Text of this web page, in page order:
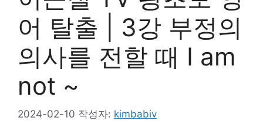
어 탈출 | 3강 부정의
의사를 전할 때 I am
not ~
2024-02-10 작성자: kimbabiv